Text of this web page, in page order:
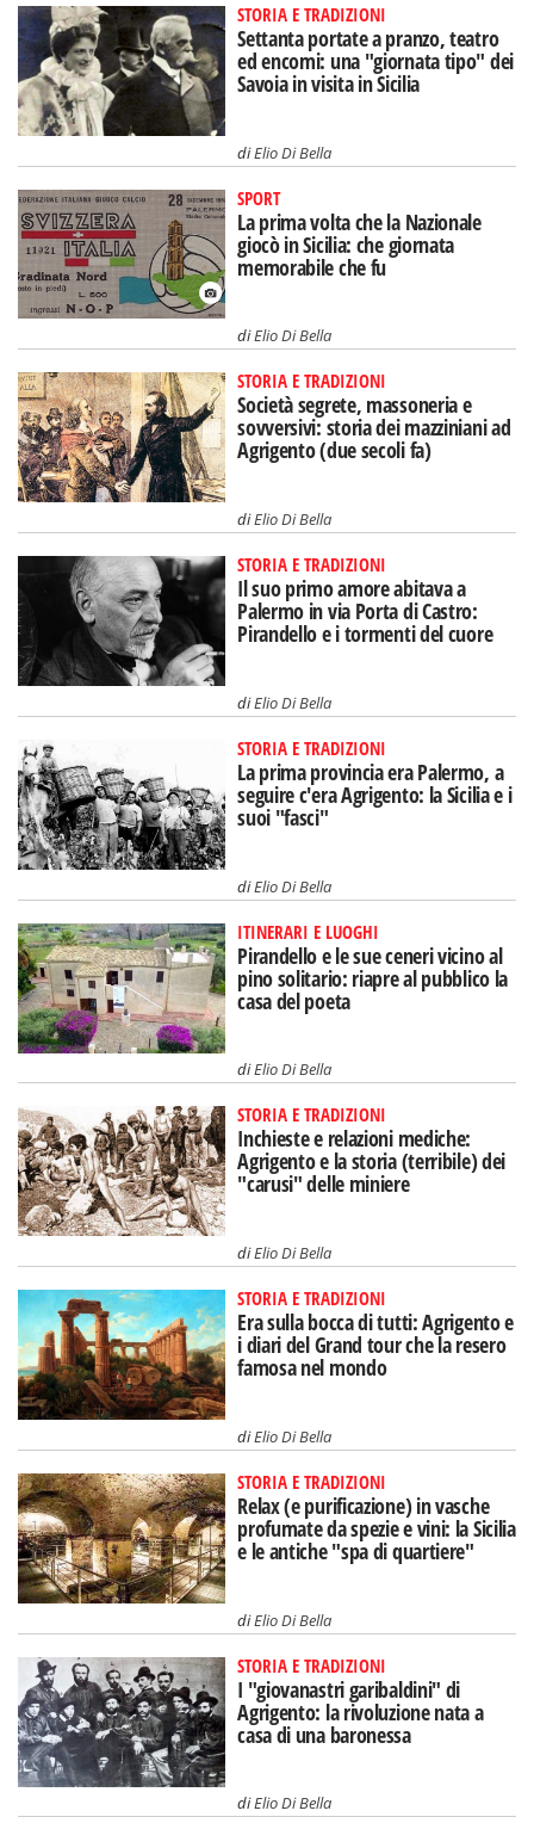
STORIA E TRADIZIONI
Settanta portate a pranzo, teatro
ed encomi: una "giornata tipo" dei
Savoia in visita in Sicilia
diElio Di Bella
SPORT
La prima volta che la Nazionale
giocò in Sicilia: che giornata
memorabile che fu
diElio Di Bella
STORIA E TRADIZIONI
Società segrete, massoneria e
sovversivi: storia dei mazziniani ad
Agrigento (due secoli fa)
diElio Di Bella
STORIA E TRADIZIONI
Il suo primo amore abitava a
Palermo in via Porta di Castro:
Pirandello e i tormenti del cuore
diElio Di Bella
STORIA E TRADIZIONI
La prima provincia era Palermo, a
seguire c'era Agrigento: la Sicilia e i
suoi "fasci"
diElio Di Bella
ITINERARI E LUOGHI
Pirandello e le sue ceneri vicino al
pino solitario: riapre al pubblico la
casa del poeta
diElio Di Bella
STORIA E TRADIZIONI
Inchieste e relazioni mediche:
Agrigento e la storia (terribile) dei
"carusi" delle miniere
diElio Di Bella
STORIA E TRADIZIONI
Era sulla bocca di tutti: Agrigento e
i diari del Grand tour che la resero
famosa nel mondo
diElio Di Bella
STORIA E TRADIZIONI
Relax (e purificazione) in vasche
profumate da spezie e vini: la Sicilia
e le antiche "spa di quartiere"
diElio Di Bella
STORIA E TRADIZIONI
I "giovanastri garibaldini" di
Agrigento: la rivoluzione nata a
casa di una baronessa
diElio Di Bella